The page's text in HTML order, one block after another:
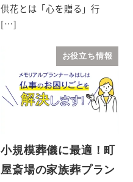
供花とは「心を贈る」行
[…]
お役立ち情報
小規模葬儀に最適！町
屋斎場の家族葬プラン